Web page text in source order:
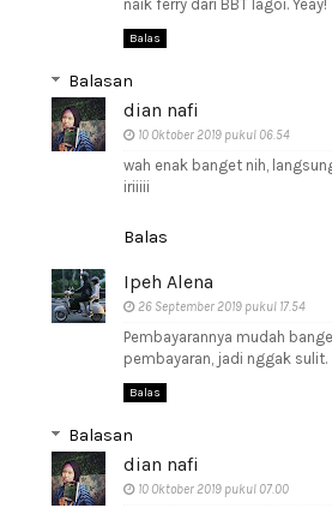
naik ferry dari BBT lagoi. Yeay!
Balas
Balasan
dian nafi
10 Oktober 2019 pukul 06.54
wah enak banget nih,
iriiiii
Balas
Ipeh Alena
26 September 2019 pukul 17.54
Pembayarannya mudah
pembayaran, jadi nggak sulit.
Balas
Balasan
dian nafi
10 Oktober 2019 pukul 07.00